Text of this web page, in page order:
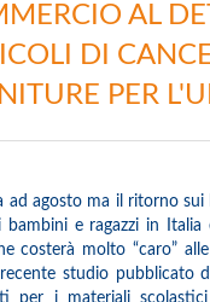
AL
DI
PER
ad agosto ma il ritorno sui
e ragazzi in Italia
costerà molto “caro”
studio pubblicato
per i materiali scolastici